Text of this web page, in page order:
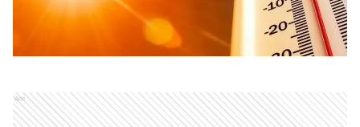
Ads